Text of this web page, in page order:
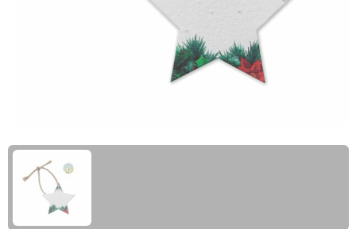
Reistassen & Trolleys
Reistassen
Trolleys